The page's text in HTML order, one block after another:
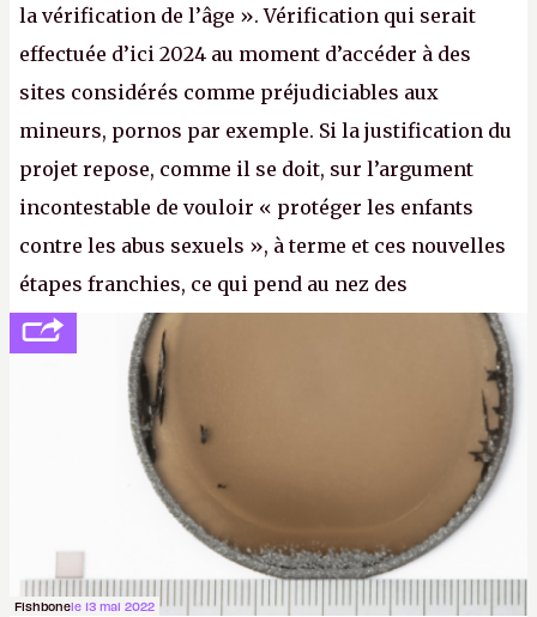
la vérification de l’âge ». Vérification qui serait
effectuée d’ici 2024 au moment d’accéder à des
sites considérés comme préjudiciables aux
mineurs, pornos par exemple. Si la justification du
projet repose, comme il se doit, sur l’argument
incontestable de vouloir « protéger les enfants
contre les abus sexuels », à terme et ces nouvelles
étapes franchies, ce qui pend au nez des
internautes est à n'en point douter la mise en place
de l’identification obligatoire pour se connecter au
http://cpc.cx/AH432N1
- Crédit photo : Pexels -
Fishbonele 13 mai 2022